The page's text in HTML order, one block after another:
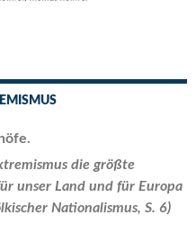
die größte
unser Land und für Europa
Nationalismus, S. 6)